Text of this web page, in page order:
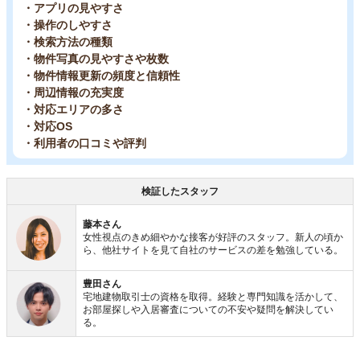
・アプリの見やすさ
・操作のしやすさ
・検索方法の種類
・物件写真の見やすさや枚数
・物件情報更新の頻度と信頼性
・周辺情報の充実度
・対応エリアの多さ
・対応OS
・利用者の口コミや評判
検証したスタッフ
藤本さん
女性視点のきめ細やかな接客が好評のスタッフ。新人の頃か
ら、他社サイトを見て自社のサービスの差を勉強している。
豊田さん
宅地建物取引士の資格を取得。経験と専門知識を活かして、
お部屋探しや入居審査についての不安や疑問を解決してい
る。